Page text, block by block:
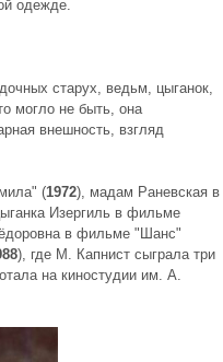
одежде.
старух, ведьм, цыганок,
могло не быть, она
внешность, взгляд
(1972), мадам Раневская в
Изергиль в фильме
в фильме "Шанс"
), где М. Капнист сыграла три
на киностудии им. А.